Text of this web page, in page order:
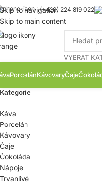
Skip to navigation
Skip to main content
(+420) 224 819 022
VYBRAT
PorcelánKávovaryČaje
Kategorie
Káva
Porcelán
Kávovary
Čaje
Čokoláda
Nápoje
Trvanlivé